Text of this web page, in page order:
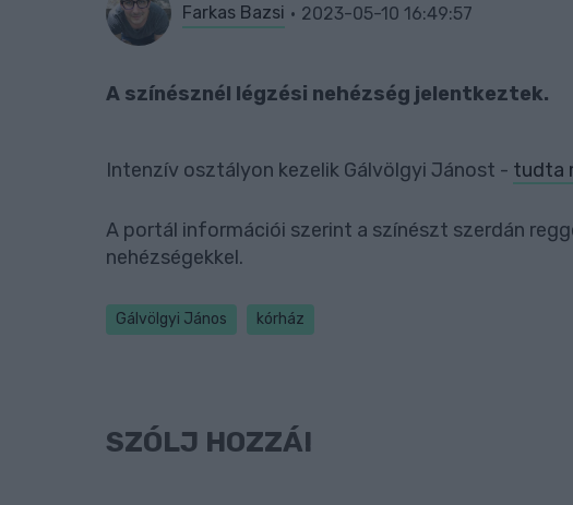
Farkas Bazsi 2023-05-10 16:49:57
A színésznél légzési nehézség jelentkeztek.
Intenzív osztályon kezelik Gálvölgyi Jánost - tudta
A portál információi szerint a színészt szerdán
nehézségekkel.
Gálvölgyi János kórház
SZÓLJ HOZZÁ!